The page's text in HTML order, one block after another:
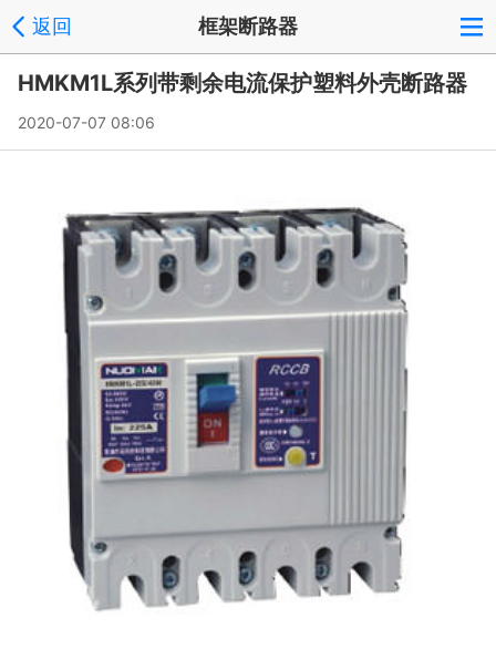
返回 框架断路器
HMKM1L系列带剩余电流保护塑料外壳断路器
2020-07-07 08:06